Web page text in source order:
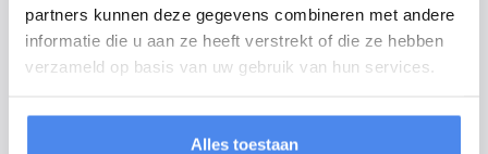
partners kunnen deze gegevens combineren met andere
informatie die u aan ze heeft verstrekt of die ze hebben
verzameld op basis van uw gebruik van hun services.
Alles toestaan
De basis is een Henra plateauwagen Xpert van 703x202cm, met een bruto
laadvermogen van 3500kg verdeeld over drie assen. Uitgevoerd met
Dynamic LED-verlichting, aluminium borden met zwarte striping, een
uit één stuk 18 mm dik multiplex en rondom zijn vastbindhaken netjes in